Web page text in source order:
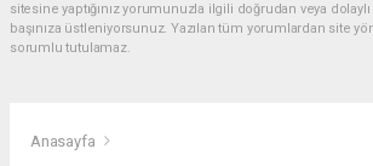
sitesine yaptığınız yorumunuzla ilgili doğrudan veya
başınıza üstleniyorsunuz. Yazılan tüm yorumlardan site
sorumlu tutulamaz.
Anasayfa